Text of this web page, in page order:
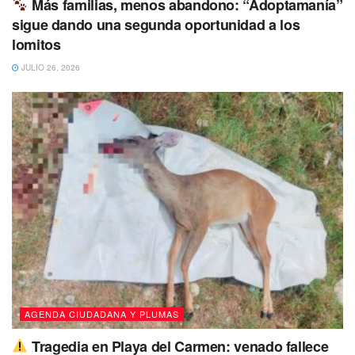
Más familias, menos abandono: “Adoptamanía”
sigue dando una segunda oportunidad a los
lomitos
JULIO 26, 2026
AGENDA CIUDADANA Y PLUMAS
Tragedia en Playa del Carmen: venado fallece